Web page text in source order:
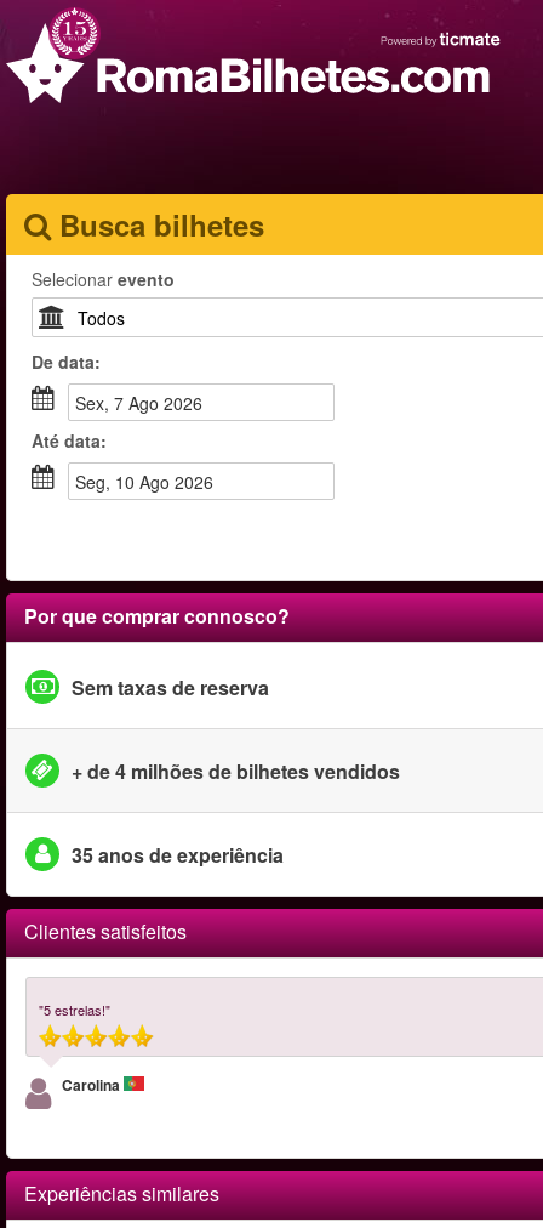
Busca bilhetes
Selecionar evento
De data:
Sex, 7 Ago 2026
Até data:
Seg, 10 Ago 2026
Por que comprar connosco?
Sem taxas de reserva
+ de 4 milhões de bilhetes vendidos
35 anos de experiência
Clientes satisfeitos
"5 estrelas!"
Carolina
Experiências similares